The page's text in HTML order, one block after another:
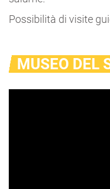
Possibilità di visite
MUSEO DEL